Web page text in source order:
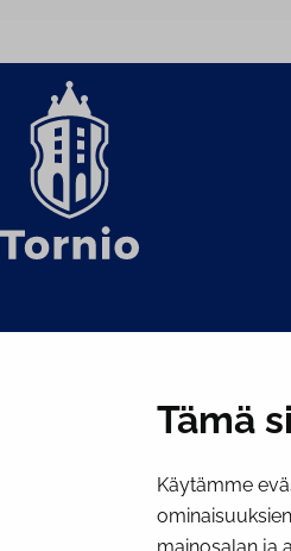
Tämä
Käytämme